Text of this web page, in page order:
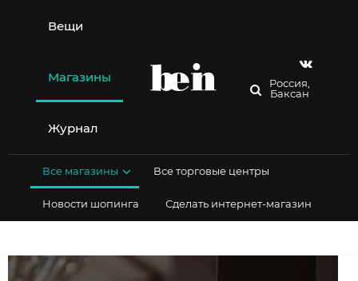
содержимому
Вещи
Магазины
Журнал
Россия,
Баксан
Все магазины Все торговые центры
Новости шопинга Сделать интернет-магазин